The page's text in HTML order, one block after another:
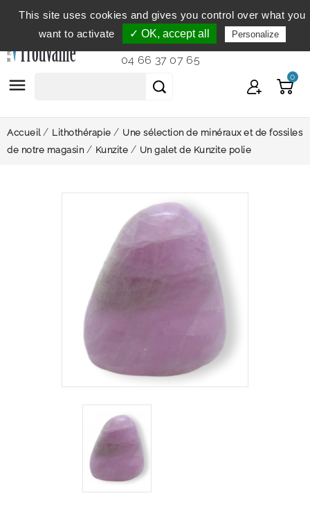
Service clientèle
du lundi au vendredi de 9h à 12h et
de 14h à 18h...
04 66 37 07 65
 0
Accueil Lithothérapie
Une sélection de minéraux et de fossiles
de notre magasin
Kunzite Un galet de Kunzite polie
This site uses cookies and gives you control over what you
want to activate
✓ OK, accept all Personalize